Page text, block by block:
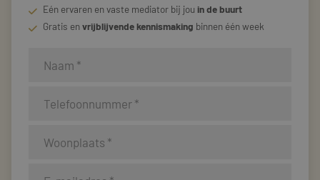
Eén ervaren en vaste mediator bij jou in de buurt
Gratis envrijblijvende kennismaking binnen één week